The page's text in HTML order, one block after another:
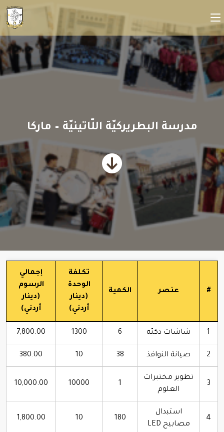
مدرسة البطريركيّة اللّاتينيّة – ماركا
# عنصر الكمية
تكلفة
الوحدة
(دينار
أردني)
إجمالي
الرسوم
(دينار
أردني)
1 شاشات ذكيّة 6
1300
7,800.00
2 صيانة النوافذ 38
10
380.00
3
تطوير مختبرات
العلوم
1
10000
10,000.00
4
استبدال
مصابيح LED
180
10
1,800.00